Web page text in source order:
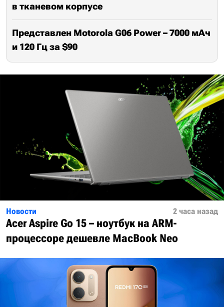
в тканевом корпусе
Представлен Motorola G06 Power – 7000 мАч
и 120 Гц за $90
Новости 2 часа назад
Acer Aspire Go 15 – ноутбук на ARM-
процессоре дешевле MacBook Neo